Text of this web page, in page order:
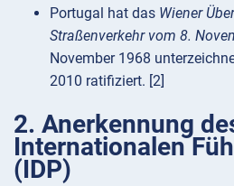
Portugal hat das Wiener
Straßenverkehr vom 8.
November 1968
2010 ratifiziert. [2]
2. Anerkennung
Internationalen
(IDP)